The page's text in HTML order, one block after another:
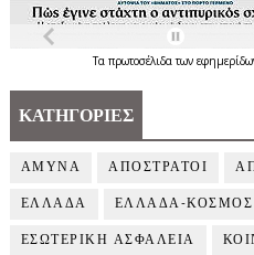
Τα πρωτοσέλιδατων
ΚΑΤΗΓΟΡΙΕΣ
ΑΜΥΝΑ ΑΠΟΣΤΡΑΤΟΙ
ΕΛΛΑΔΑ ΕΛΛΑΔΑ-ΚΟΣΜΟΣ
ΕΣΩΤΕΡΙΚΗ ΑΣΦΑΛΕΙΑ